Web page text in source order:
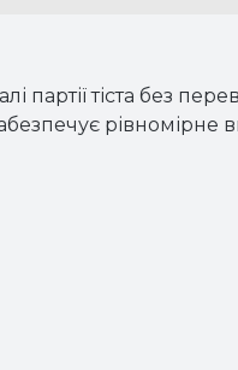
партії тіста без